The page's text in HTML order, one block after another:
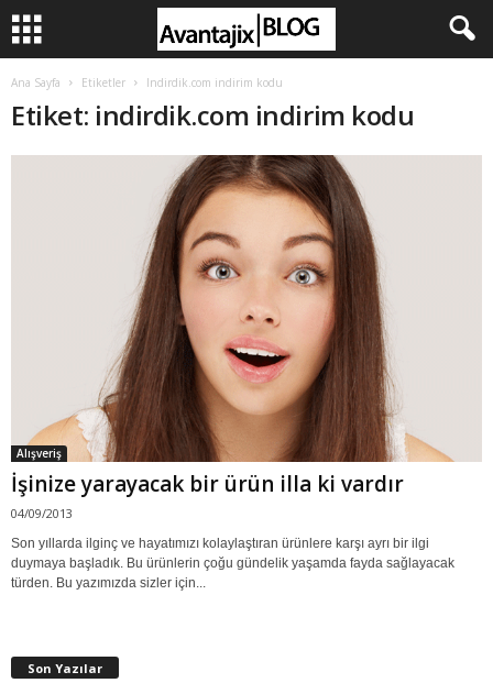
Ana Sayfa Etiketler Indirdik.com indirim kodu
Etiket: indirdik.com indirim kodu
Alışveriş
İşinize yarayacak bir ürün illa ki vardır
04/09/2013
Son yıllarda ilginç ve hayatımızı kolaylaştıran ürünlere karşı ayrı bir ilgi
duymaya başladık. Bu ürünlerin çoğu gündelik yaşamda fayda sağlayacak
türden. Bu yazımızda sizler için...
Son Yazılar